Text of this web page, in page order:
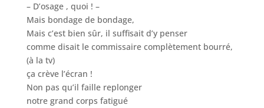
– D’osage , quoi ! –
Mais bondage de bondage,
Mais c’est bien sûr, il suffisait d’y penser
comme disait le commissaire complètement bourré,
(à la tv)
ça crève l’écran !
Non pas qu’il faille replonger
notre grand corps fatigué